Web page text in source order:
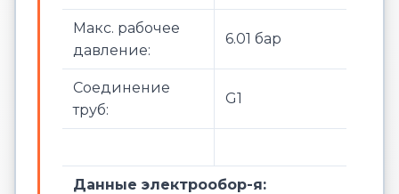
Макс. рабочее
давление:
6.01 бар
Соединение
труб:
G1
Данные электрообор-я: